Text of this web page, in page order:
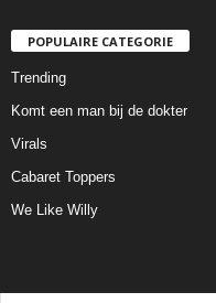
POPULAIRE CATEGORIE
Trending
Komt een man bij de dokter
Virals
Cabaret Toppers
We Like Willy